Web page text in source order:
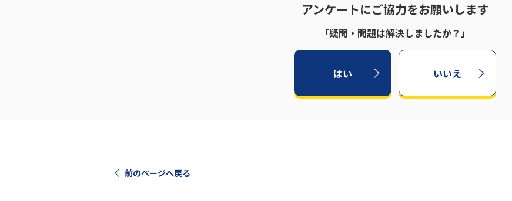
アンケートにご協力をお願いします
「疑問・問題は解決しましたか？」
はい いいえ
前のページへ戻る